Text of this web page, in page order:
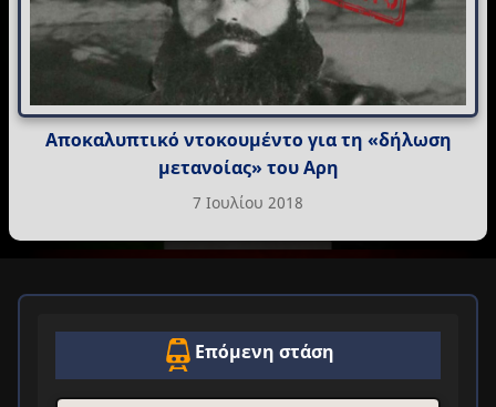
Αποκαλυπτικό ντοκουμέντο για τη «δήλωση
μετανοίας» του Αρη
7 Ιουλίου 2018
Επόμενη στάση